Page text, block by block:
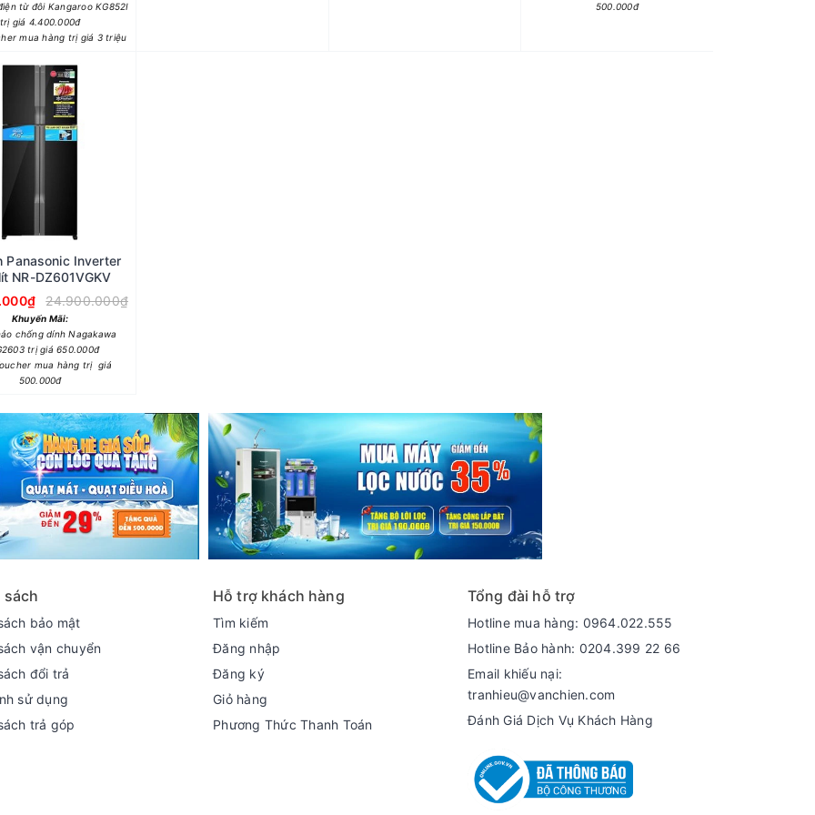
từ đôi Kangaroo KG852I
trị giá 4.400.000đ
mua hàng trị giá 3 triệu
500.000đ
Panasonic Inverter
NR-DZ601VGKV
24.900.000₫
Khuyến Mãi:
chống dính Nagakawa
trị giá 650.000đ
mua hàng trị giá
500.000đ
sách
bảo mật
vận chuyển
đổi trả
sử dụng
trả góp
Hỗ trợ khách hàng
Tìm kiếm
Đăng nhập
Đăng ký
Giỏ hàng
Phương Thức Thanh Toán
Tổng đài hỗ trợ
Hotline mua hàng: 0964.022.555
Hotline Bảo hành: 0204.399 22 66
Email khiếu nại:
tranhieu@vanchien.com
Đánh Giá Dịch Vụ Khách Hàng